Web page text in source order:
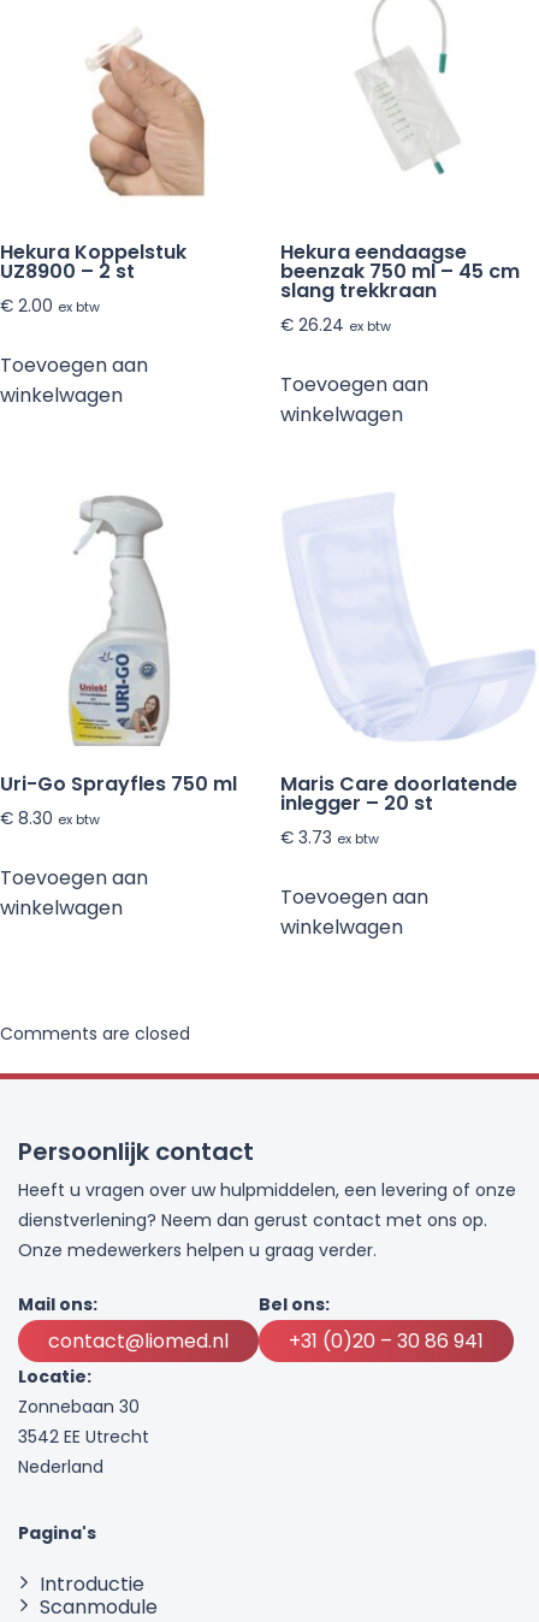
Hekura Koppelstuk
UZ8900 – 2 st
€ 2.00 ex btw
Toevoegen aan
winkelwagen
Hekura eendaagse
beenzak 750 ml – 45 cm
slang trekkraan
€26.24 ex btw
Toevoegen aan
winkelwagen
Uri-Go Sprayfles 750 ml
€ 8.30 ex btw
Toevoegen aan
winkelwagen
Maris Care doorlatende
inlegger – 20 st
€3.73 ex btw
Toevoegen aan
winkelwagen
Comments are closed
Persoonlijk contact
Heeft u vragen over uw hulpmiddelen, een levering of onze
dienstverlening? Neem dan gerust contact met ons op.
Onze medewerkers helpen u graag verder.
Mail ons:
contact@liomed.nl
Bel ons:
+31 (0)20 – 30 86 941
Locatie:
Zonnebaan 30
3542 EE Utrecht
Nederland
Pagina's
Introductie
Scanmodule